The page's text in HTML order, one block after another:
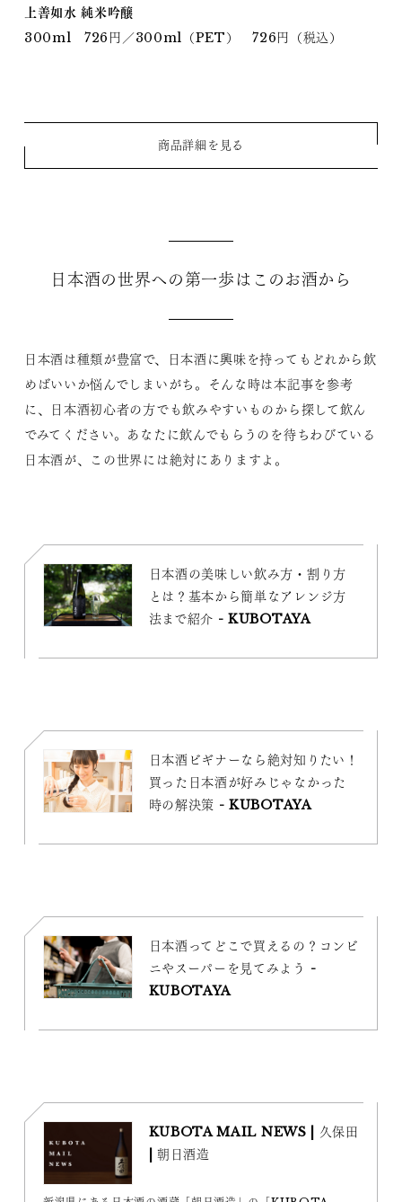
上善如水 純米吟醸
300ml 726円／300ml（PET） 726円（税込）
商品詳細を見る
日本酒の世界への第一歩はこのお酒から
日本酒は種類が豊富で、日本酒に興味を持ってもどれから飲
めばいいか悩んでしまいがち。そんな時は本記事を参考
に、日本酒初心者の方でも飲みやすいものから探して飲ん
でみてください。あなたに飲んでもらうのを待ちわびている
日本酒が、この世界には絶対にありますよ。
日本酒の美味しい飲み方・割り方
とは？基本から簡単なアレンジ方
法まで紹介 - KUBOTAYA
日本酒ビギナーなら絶対知りたい！
買った日本酒が好みじゃなかった
時の解決策 - KUBOTAYA
日本酒ってどこで買えるの？コンビ
ニやスーパーを見てみよう -
KUBOTAYA
KUBOTA MAIL NEWS | 久保田
| 朝日酒造